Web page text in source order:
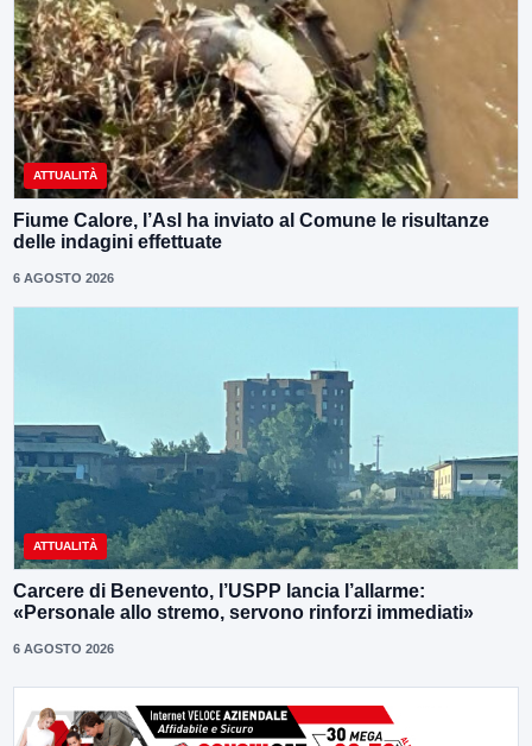
ATTUALITÀ
Fiume Calore, l’Asl ha inviato al Comune le risultanze
delle indagini effettuate
6 AGOSTO 2026
ATTUALITÀ
Carcere di Benevento, l’USPP lancia l’allarme:
«Personale allo stremo, servono rinforzi immediati»
6 AGOSTO 2026